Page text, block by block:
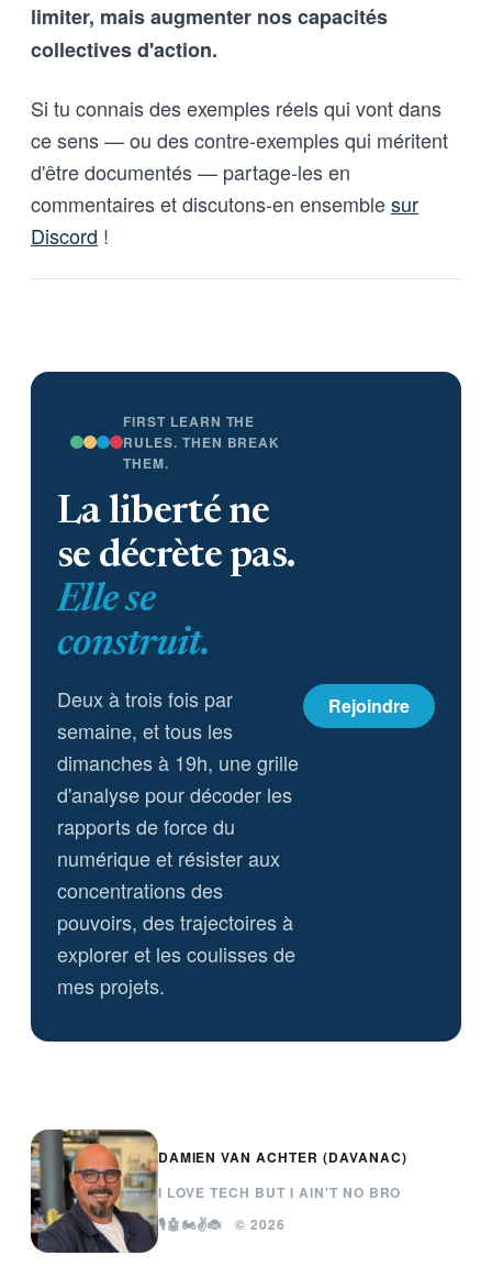
limiter, mais augmenter nos capacités
collectives d'action.
Si tu connais des exemples réels qui vont dans
ce sens — ou des contre-exemples qui méritent
d'être documentés — partage-les en
commentaires et discutons-en ensemblesur
Discord !
FIRST LEARN THE
RULES. THEN BREAK
THEM.
La liberté ne
se décrète pas.
Elle se
construit.
Deux à trois fois par
semaine, et tous les
dimanches à 19h, une grille
d'analyse pour décoder les
rapports de force du
numérique et résister aux
concentrations des
pouvoirs, des trajectoires à
explorer et les coulisses de
mes projets.
Rejoindre
DAMIEN VAN ACHTER (DAVANAC)
I LOVE TECH BUT I AIN'T NO BRO
🎙️🤖🏍️✌️🐞 © 2026